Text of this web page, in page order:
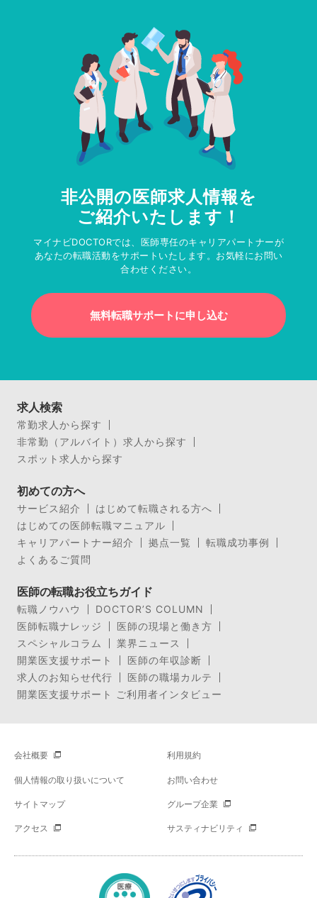
非公開の医師求人情報を
ご紹介いたします！
マイナビDOCTORでは、医師専任のキャリアパートナーが
あなたの転職活動をサポートいたします。お気軽にお問い
合わせください。
無料転職サポートに申し込む
求人検索
常勤求人から探す
非常勤（アルバイト）求人から探す
スポット求人から探す
初めての方へ
サービス紹介
はじめて転職される方へ
はじめての医師転職マニュアル
キャリアパートナー紹介
拠点一覧
転職成功事例
よくあるご質問
医師の転職お役立ちガイド
転職ノウハウ
DOCTOR’S COLUMN
医師転職ナレッジ
医師の現場と働き方
スペシャルコラム
業界ニュース
開業医支援サポート
医師の年収診断
求人のお知らせ代行
医師の職場カルテ
開業医支援サポート ご利用者インタビュー
会社概要 利用規約
個人情報の取り扱いについて お問い合わせ
サイトマップ グループ企業
アクセス サスティナビリティ